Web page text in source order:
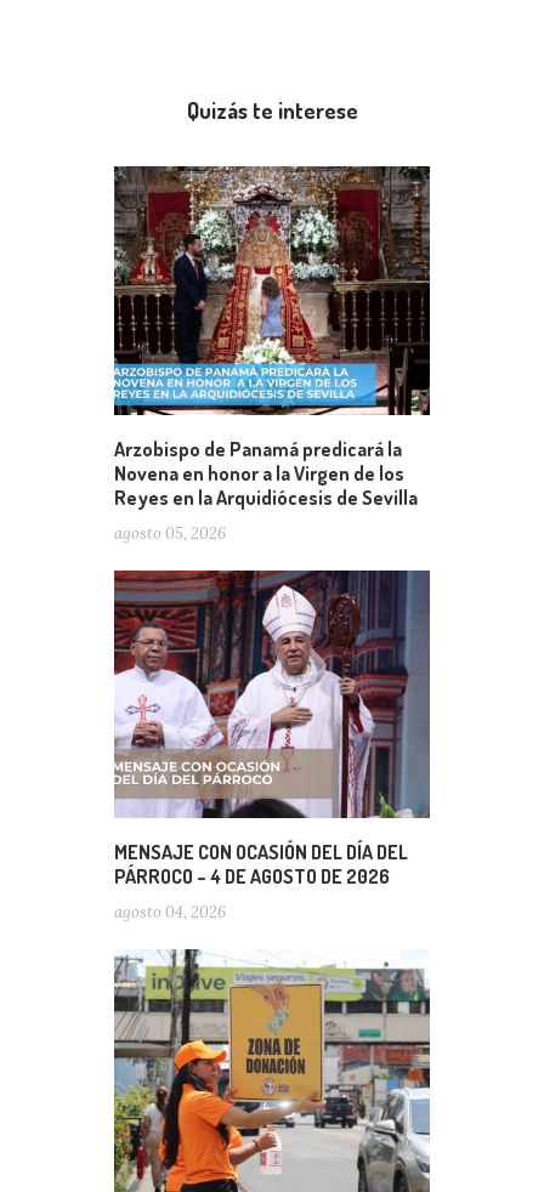
Quizás te interese
Arzobispo de Panamá predicará la
Novena en honor a la Virgen de los
Reyes en la Arquidiócesis de Sevilla
agosto 05, 2026
MENSAJE CON OCASIÓN DEL DÍA DEL
PÁRROCO – 4 DE AGOSTO DE 2026
agosto 04, 2026